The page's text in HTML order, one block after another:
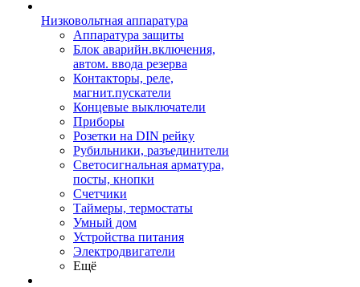
Низковольтная аппаратура
Аппаратура защиты
Блок аварийн.включения,
автом. ввода резерва
Контакторы, реле,
магнит.пускатели
Концевые выключатели
Приборы
Розетки на DIN рейку
Рубильники, разъединители
Светосигнальная арматура,
посты, кнопки
Счетчики
Таймеры, термостаты
Умный дом
Устройства питания
Электродвигатели
Ещё